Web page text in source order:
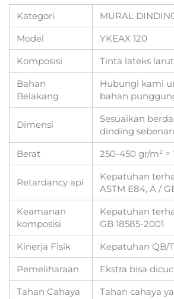
Kategori
MURAL
Model
YKEAX 120
Komposisi
Tinta lateks
Bahan
Belakang
Hubungi kami
bahan
Dimensi
Sesuaikan
dinding
Berat
250-450 gr/m² =
Retardancy api
Kepatuhan
ASTM E84, A /
Keamanan
komposisi
Kepatuhan
GB 18585-2001
Kinerja Fisik
Kepatuhan QB/
Pemeliharaan
Ekstra bisa
Tahan Cahaya
Tahan cahaya